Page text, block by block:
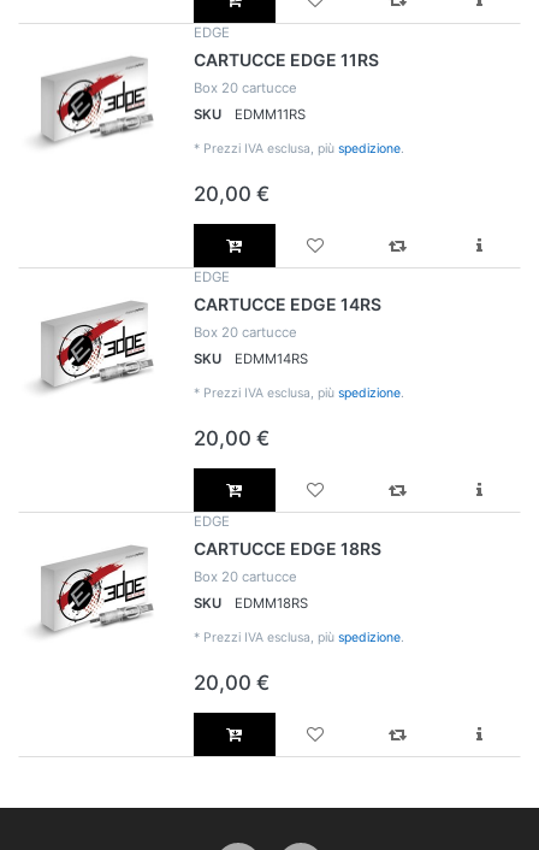
EDGE
CARTUCCE EDGE 11RS
Box 20 cartucce
SKU
EDMM11RS
* Prezzi IVA esclusa, più spedizione.
20,00 €
EDGE
CARTUCCE EDGE 14RS
Box 20 cartucce
SKU
EDMM14RS
* Prezzi IVA esclusa, più spedizione.
20,00 €
EDGE
CARTUCCE EDGE 18RS
Box 20 cartucce
SKU
EDMM18RS
* Prezzi IVA esclusa, più spedizione.
20,00 €